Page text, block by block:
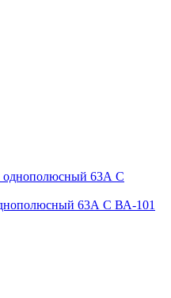
63А С ВА-101